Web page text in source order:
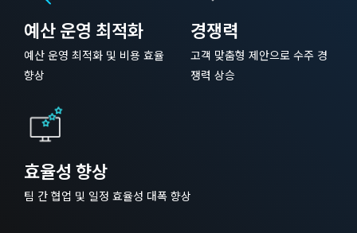
예산 운영 최적화
예산 운영 최적화 및 비용 효율
향상
경쟁력
고객 맞춤형 제안으로 수주 경
쟁력 상승
효율성 향상
팀 간 협업 및 일정 효율성 대폭 향상